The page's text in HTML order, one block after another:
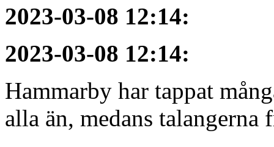
2023-03-08 12:14:
2023-03-08 12:14:
Hammarby har tappat
alla än, medans talangerna